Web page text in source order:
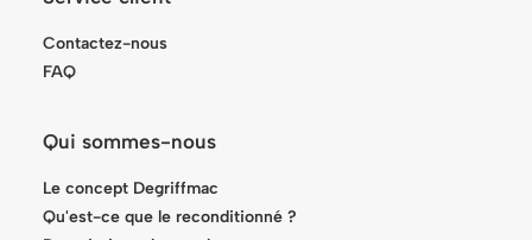
Contactez-nous
FAQ
Qui sommes-nous
Le concept Degriffmac
Qu'est-ce que le reconditionné ?